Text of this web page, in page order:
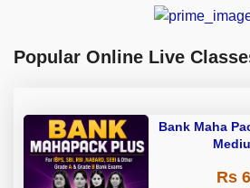
Popular Online Live
Bank Maha
Rs